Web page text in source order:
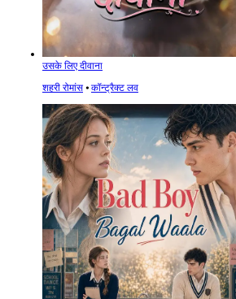
उसके लिए दीवाना
शहरी रोमांस ⦁ कॉन्ट्रैक्ट लव